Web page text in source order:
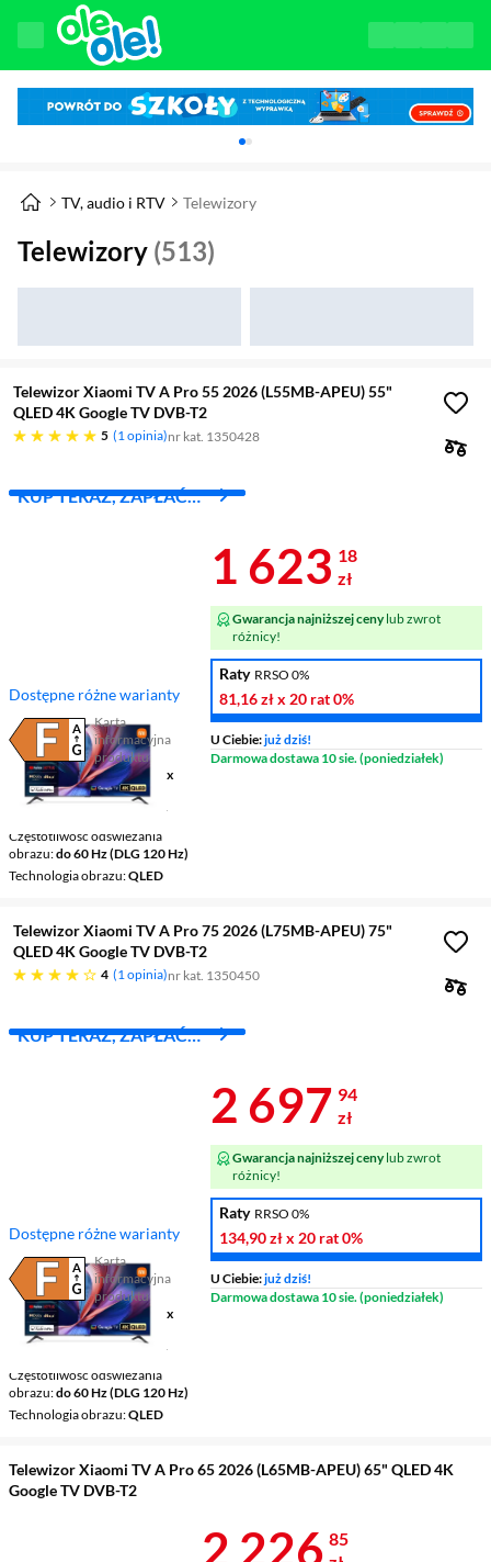
Karuzela z banerami, aktualny element 1 z
TV, audio i RTV Telewizory
Telewizory (513)
Telewizor Xiaomi TV A Pro 55 2026 (L55MB-APEU) 55"
QLED 4K Google TV DVB-T2
5
pięć gwiazdek 1 opinia nr kat. 1350428
KUP TERAZ, ZAPŁAĆ
Dostępne różne warianty
Karta
informacyjna
produktu
Plik w formacie pdf
(otworzy się w nowym oknie)
Ekran 55 ", 4K UHD / 3840 x
2160
Google TV
Częstotliwość odświeżania
obrazu do 60 Hz (DLG 120 Hz)
Technologia obrazu QLED
Cena 1
1 623 18
zł
Gwarancja najniższej cenylub zwrot
różnicy!
Raty RRSO 0%
81,16 złx 20 rat0%
U Ciebie:już dziś!
Darmowa dostawa 10 sie. (poniedziałek)
Telewizor Xiaomi TV A Pro 75 2026 (L75MB-APEU) 75"
QLED 4K Google TV DVB-T2
4
cztery gwiazdki 1 opinia nr kat. 1350450
KUP TERAZ, ZAPŁAĆ
Dostępne różne warianty
Karta
informacyjna
produktu
Plik w formacie pdf
(otworzy się w nowym oknie)
Ekran 75 ", 4K UHD / 3840 x
2160
Google TV
Częstotliwość odświeżania
obrazu do 60 Hz (DLG 120 Hz)
Technologia obrazu QLED
Cena 2
2 697 94
zł
Gwarancja najniższej cenylub zwrot
różnicy!
Raty RRSO 0%
134,90 złx 20 rat0%
U Ciebie:już dziś!
Darmowa dostawa 10 sie. (poniedziałek)
Telewizor Xiaomi TV A Pro 65 2026 (L65MB-APEU) 65" QLED 4K
Google TV DVB-T2
Cena 2
2 226 85